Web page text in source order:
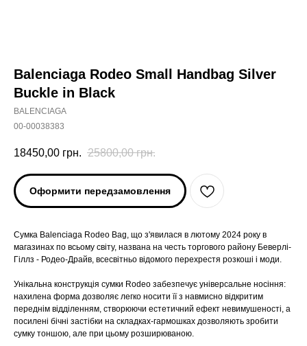
Balenciaga Rodeo Small Handbag Silver
Buckle in Black
BALENCIAGA
00-00038383
18450,00 грн. 25800,00 грн.
Оформити передзамовлення
Сумка Balenciaga Rodeo Bag, що з'явилася в лютому 2024 року в
магазинах по всьому світу, названа на честь торгового району Беверлі-
Гіллз - Родео-Драйв, всесвітньо відомого перехрестя розкоші і моди.
Унікальна конструкція сумки Rodeo забезпечує універсальне носіння:
нахилена форма дозволяє легко носити її з навмисно відкритим
переднім відділенням, створюючи естетичний ефект невимушеності, а
посилені бічні застібки на складках-гармошках дозволяють зробити
сумку тоншою, але при цьому розширюваною.